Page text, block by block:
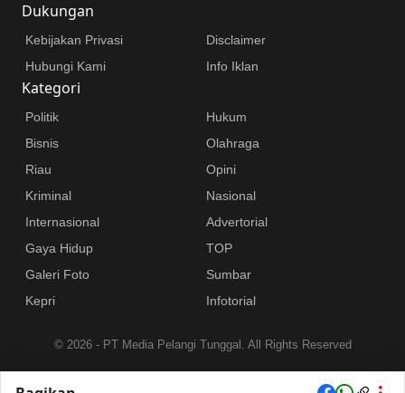
Dukungan
Kebijakan Privasi
Disclaimer
Hubungi Kami
Info Iklan
Kategori
Politik
Hukum
Bisnis
Olahraga
Riau
Opini
Kriminal
Nasional
Internasional
Advertorial
Gaya Hidup
TOP
Galeri Foto
Sumbar
Kepri
Infotorial
© 2026 - PT Media Pelangi Tunggal. All Rights Reserved